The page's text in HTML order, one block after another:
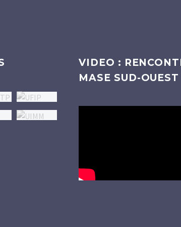
VIDEO :
MASE SUD-OUEST